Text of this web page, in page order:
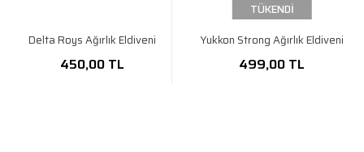
Delta Roys Ağırlık Eldiveni
450,00 TL
TÜKENDİ
Yukkon Strong Ağırlık Eldiveni
499,00 TL